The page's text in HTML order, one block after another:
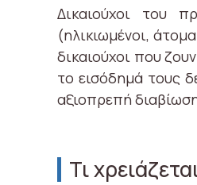
Δικαιούχοι του
(ηλικιωμένοι,
δικαιούχοι που
το εισόδημά τους
αξιοπρεπή
Τι